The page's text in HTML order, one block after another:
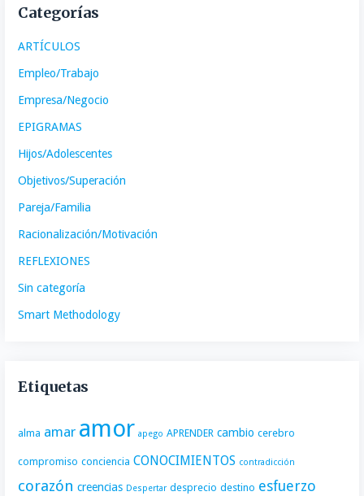
Categorías
ARTÍCULOS
Empleo/Trabajo
Empresa/Negocio
EPIGRAMAS
Hijos/Adolescentes
Objetivos/Superación
Pareja/Familia
Racionalización/Motivación
REFLEXIONES
Sin categoría
Smart Methodology
Etiquetas
alma amar amor apego APRENDER cambio cerebro
compromiso conciencia CONOCIMIENTOS contradicción
corazón creencias Despertar desprecio destino esfuerzo